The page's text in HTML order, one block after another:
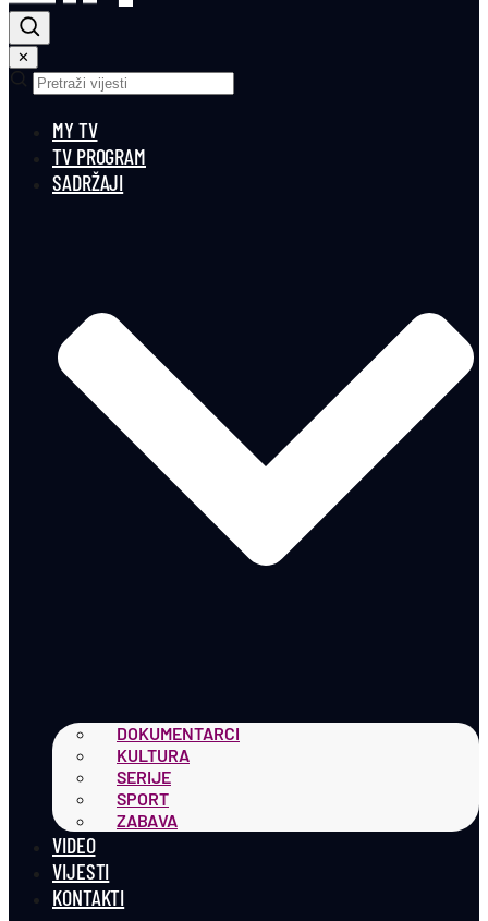
✕
MY TV
TV PROGRAM
SADRŽAJI
DOKUMENTARCI
KULTURA
SERIJE
SPORT
ZABAVA
VIDEO
VIJESTI
KONTAKTI